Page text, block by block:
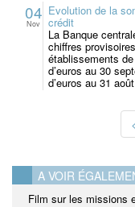
04
Nov
Evolution de la
crédit
La Banque
chiffres
établissements
d’euros au 30
d’euros au 31
A VOIR
Film sur les missions